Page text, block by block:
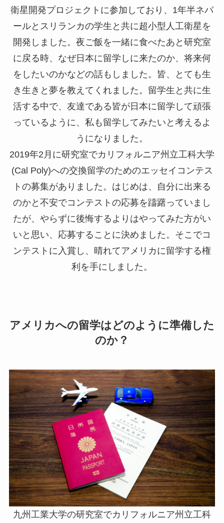
衛星開発プロジェクトに参加しており、1年半ネパ
ールとスリランカの学生と共に超小型人工衛星を
開発しました。夜ご飯を一緒に食べたあと研究室
に戻る時、なぜ日本に留学しに来たのか、将来何
をしたいのかなどの話もしました。皆、とても生
き生きと夢を教えてくれました。留学生と共に生
活する中で、友達である皆が日本に留学して頑張
っているように、私も留学してみたいと考えるよ
うになりました。
2019年2月に研究室でカリフォルニア州立工科大学
(Cal Poly)への交換留学のためのエッセイコンテス
トの募集がありました。はじめは、自分に出来る
のかと不安でコンテストの応募を躊躇っていまし
たが、やらずに後悔するよりはやってみた方がい
いと思い、応募することに決めました。そこでコ
ンテストに入賞し、晴れてアメリカに留学する権
利を手にしました。
アメリカへの留学はどのように準備した
のか？
九州工業大学の研究室でカリフォルニア州立工科